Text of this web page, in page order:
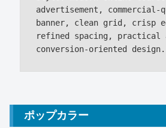
advertisement,
banner, clean grid, crisp
refined spacing, practical
ポップカラー